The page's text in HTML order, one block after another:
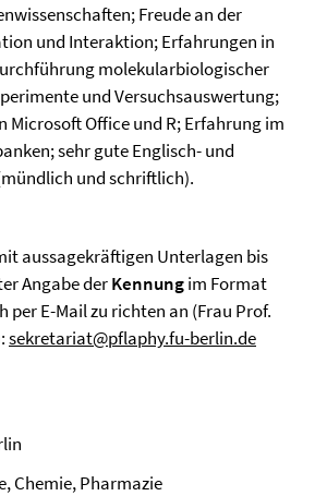
Freude an der
und Interaktion; Erfahrungen in
molekularbiologischer
und Versuchsauswertung;
Microsoft Office und R; Erfahrung im
sehr gute Englisch- und
und schriftlich).
aussagekräftigen Unterlagen bis
Angabe derKennungim Format
per E-Mail zu richten an (Frau Prof.
sekretariat@pflaphy.fu-berlin.de
Chemie, Pharmazie